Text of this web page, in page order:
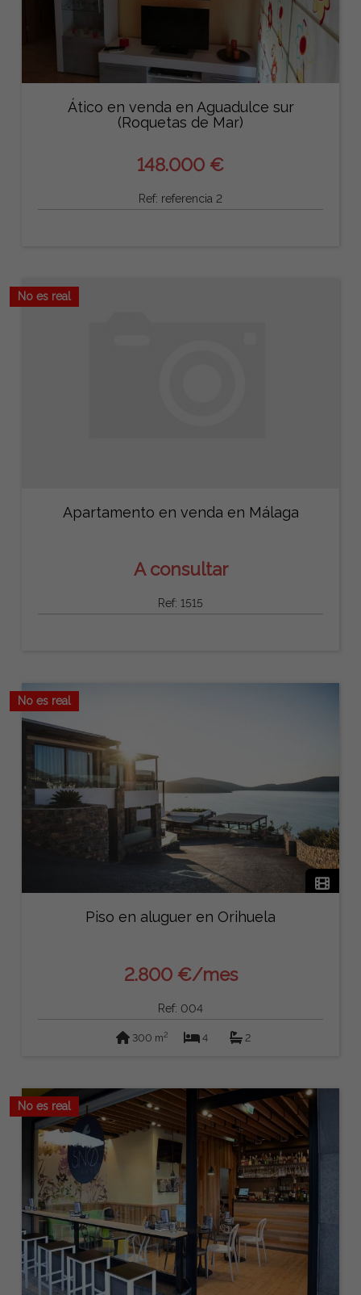
Ático en venda en Aguadulce sur
(Roquetas de Mar)
148.000 €
Ref: referencia 2
No es real
Apartamento en venda en Málaga
A consultar
Ref: 1515
No es real
Piso en aluguer en Orihuela
2.800 €/mes
Ref: 004
300 m2 4 2
No es real